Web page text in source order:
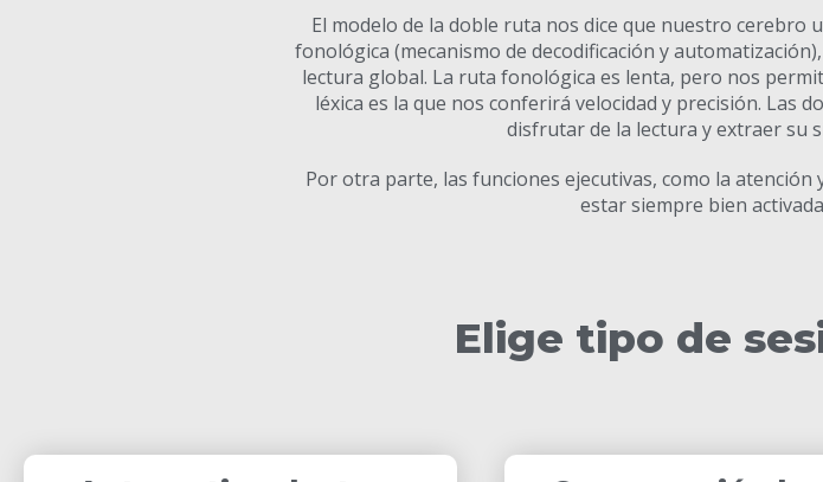
El modelo de la doble ruta nos dice que nuestro cerebro
fonológica (mecanismo de decodificación y
lectura global. La ruta fonológica es lenta, pero nos
léxica es la que nos conferirá velocidad y precisión. Las
disfrutar de la lectura y extraer su
Por otra parte, las funciones ejecutivas, como la
estar siempre bien
Elige tipo de